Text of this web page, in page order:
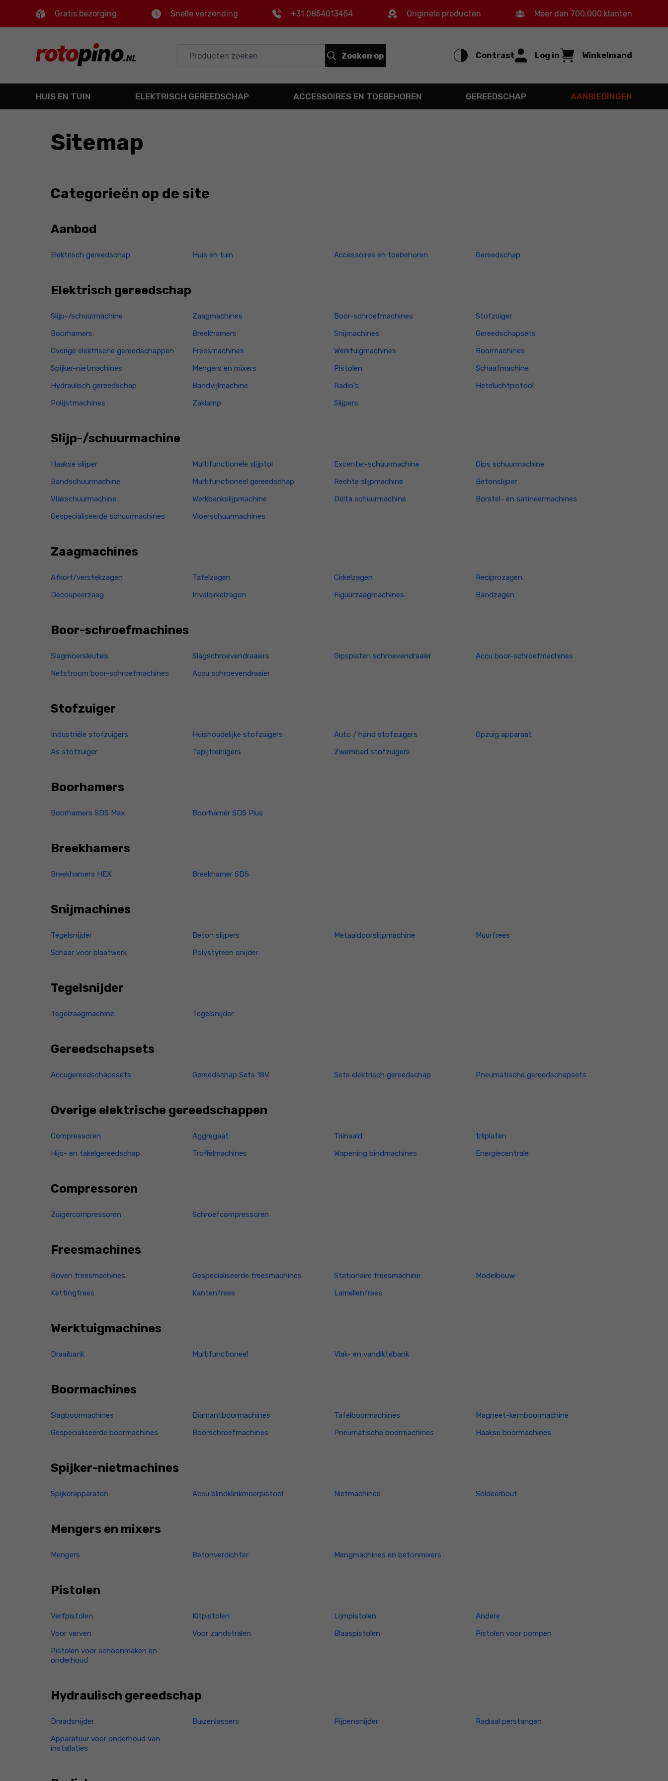
Control M
Hoofdmenu
Voettekst
Gratis bezorging Snelle verzending +31 0854013454 Originele producten Meer dan 700.000 klanten
Zoeken op Contrast Log in Winkelmand
HUIS EN TUIN ELEKTRISCH GEREEDSCHAP ACCESSOIRES EN TOEBEHOREN GEREEDSCHAP AANBIEDINGEN
Sitemap
Categorieën op de site
Aanbod
Elektrisch gereedschap Huis en tuin Accessoires en toebehoren Gereedschap
Elektrisch gereedschap
Slijp-/schuurmachine Zaagmachines Boor-schroefmachines
Stofzuiger
Boorhamers
Breekhamers Snijmachines
Gereedschapsets
Overige elektrische gereedschappen
Freesmachines Werktuigmachines
Boormachines
Spijker-nietmachines
Mengers en mixers Pistolen
Schaafmachine
Hydraulisch gereedschap
Bandvijlmachine Radio's
Heteluchtpistool
Polijstmachines
Zaklamp Slijpers
Slijp-/schuurmachine
Haakse slijper Multifunctionele slijptol Excenter-schuurmachine
Gips schuurmachine
Bandschuurmachine
Multifunctioneel gereedschap Rechte slijpmachine
Betonslijper
Vlakschuurmachine
Werkbankslijpmachine Delta schuurmachine
Borstel- en satineermachines
Gespecialiseerde schuurmachines
Vloerschuurmachines
Zaagmachines
Afkort/verstekzagen Tafelzagen Cirkelzagen
Reciprozagen
Decoupeerzaag
Invalcirkelzagen Figuurzaagmachines Bandzagen
Boor-schroefmachines
Slagmoersleutels Slagschroevendraaiers Gipsplaten schroevendraaier
Accu boor-schroefmachines
Netstroom boor-schroefmachines
Accu schroevendraaier
Stofzuiger
Industriële stofzuigers Huishoudelijke stofzuigers Auto / hand stofzuigers
Opzuig apparaat
As stofzuiger
Tapijtreinigers Zwembad stofzuigers
Boorhamers
Boorhamers SDS Max Boorhamer SDS Plus
Breekhamers
Breekhamers HEX Breekhamer SDS
Snijmachines
Tegelsnijder Beton slijpers Metaaldoorslijpmachine
Muurfrees
Schaar voor plaatwerk
Polystyreen snijder
Tegelsnijder
Tegelzaagmachine Tegelsnijder
Gereedschapsets
Accugereedschapssets Gereedschap Sets 18V Sets elektrisch gereedschap Pneumatische gereedschapsets
Overige elektrische gereedschappen
Compressoren Aggregaat Trilnaald
trilplaten
Hijs- en takelgereedschap
Troffelmachines Wapening bindmachines Energiecentrale
Compressoren
Zuigercompressoren Schroefcompressoren
Freesmachines
Boven freesmachines Gespecialiseerde freesmachines Stationaire freesmachine
Modelbouw
Kettingfrees
Kantenfrees Lamellenfrees
Werktuigmachines
Draaibank Multifunctioneel Vlak- en vandiktebank
Boormachines
Slagboormachines Diamantboormachines Tafelboormachines
Magneet-kernboormachine
Gespecialiseerde boormachines
Boorschroefmachines Pneumatische boormachines Haakse boormachines
Spijker-nietmachines
Spijkerapparaten Accu blindklinkmoerpistool Nietmachines Soldeerbout
Mengers en mixers
Mengers Betonverdichter Mengmachines en betonmixers
Pistolen
Verfpistolen Kitpistolen Lijmpistolen
Andere
Voor verven
Voor zandstralen Blaaspistolen
Pistolen voor pompen
Pistolen voor schoonmaken en
onderhoud
Hydraulisch gereedschap
Draadsnijder Buizenlassers Pijpensnijder
Radiaal perstangen
Apparatuur voor onderhoud van
installaties